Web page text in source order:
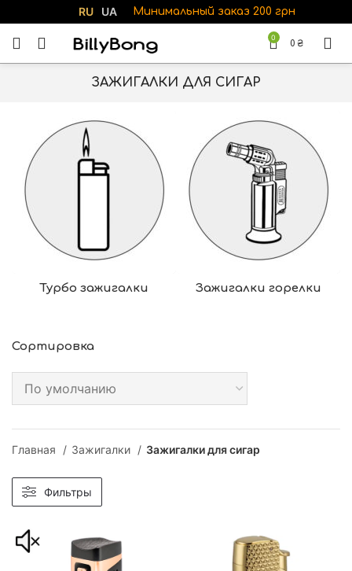
RU UA Минимальный заказ 200 грн
0
0 ₴
ЗАЖИГАЛКИ ДЛЯ СИГАР
Турбо зажигалки Зажигалки горелки
Сортировка
Главная Зажигалки Зажигалки для сигар
Фильтры